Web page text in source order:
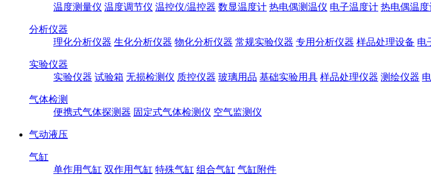
温度测量仪 温度调节仪 温控仪/温控器 数显温度计 热电偶测温仪 电子温度计 热电偶温度
分析仪器
理化分析仪器 生化分析仪器 物化分析仪器 常规实验仪器 专用分析仪器 样品处理设备 电
实验仪器
实验仪器 试验箱 无损检测仪 质控仪器 玻璃用品 基础实验用具 样品处理仪器 测绘仪器
气体检测
便携式气体探测器 固定式气体检测仪 空气监测仪
气动液压
气缸
单作用气缸 双作用气缸 特殊气缸 组合气缸 气缸附件